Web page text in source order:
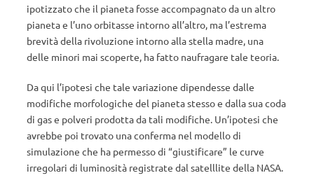
ipotizzato che il pianeta fosse accompagnato da un altro
pianeta e l’uno orbitasse intorno all’altro, ma l’estrema
brevità della rivoluzione intorno alla stella madre, una
delle minori mai scoperte, ha fatto naufragare tale teoria.
Da qui l’ipotesi che tale variazione dipendesse dalle
modifiche morfologiche del pianeta stesso e dalla sua coda
di gas e polveri prodotta da tali modifiche. Un’ipotesi che
avrebbe poi trovato una conferma nel modello di
simulazione che ha permesso di “giustificare” le curve
irregolari di luminosità registrate dal satelllite della NASA.